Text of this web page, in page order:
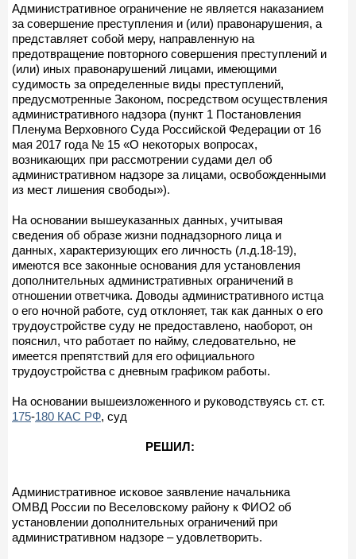
Административное ограничение не является наказанием
за совершение преступления и (или) правонарушения, а
представляет собой меру, направленную на
предотвращение повторного совершения преступлений и
(или) иных правонарушений лицами, имеющими
судимость за определенные виды преступлений,
предусмотренные Законом, посредством осуществления
административного надзора (пункт 1 Постановления
Пленума Верховного Суда Российской Федерации от 16
мая 2017 года № 15 «О некоторых вопросах,
возникающих при рассмотрении судами дел об
административном надзоре за лицами, освобожденными
из мест лишения свободы»).
На основании вышеуказанных данных, учитывая
сведения об образе жизни поднадзорного лица и
данных, характеризующих его личность (л.д.18-19),
имеются все законные основания для установления
дополнительных административных ограничений в
отношении ответчика. Доводы административного истца
о его ночной работе, суд отклоняет, так как данных о его
трудоустройстве суду не предоставлено, наоборот, он
пояснил, что работает по найму, следовательно, не
имеется препятствий для его официального
трудоустройства с дневным графиком работы.
На основании вышеизложенного и руководствуясь ст. ст.
175-180 КАС РФ, суд
РЕШИЛ:
Административное исковое заявление начальника
ОМВД России по Веселовскому району к ФИО2 об
установлении дополнительных ограничений при
административном надзоре – удовлетворить.